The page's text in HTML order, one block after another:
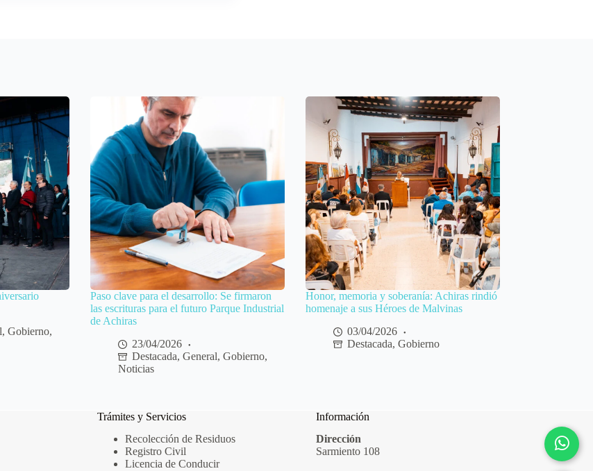
, Gobierno,
Paso clave para el desarrollo: Se firmaron
las escrituras para el futuro Parque Industrial
de Achiras
23/04/2026
Destacada, General, Gobierno,
Noticias
Honor, memoria y soberanía: Achiras rindió
homenaje a sus Héroes de Malvinas
03/04/2026
Destacada, Gobierno
Trámites y Servicios
Recolección de Residuos
Registro Civil
Licencia de Conducir
Información
Dirección
Sarmiento 108